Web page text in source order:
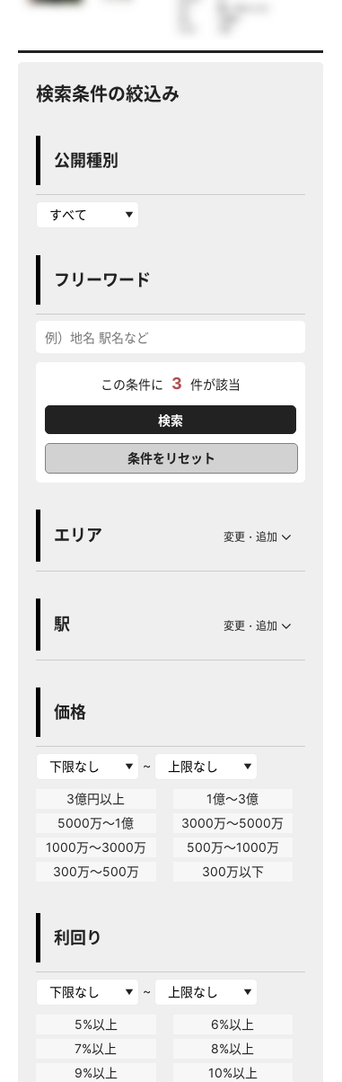
検索条件の絞込み
公開種別
フリーワード
この条件に 3 件が該当
条件をリセット
エリア 変更・追加
駅 変更・追加
価格
~
3億円以上
1億～3億
5000万～1億
3000万～5000万
1000万～3000万
500万～1000万
300万～500万
300万以下
利回り
~
5%以上
6%以上
7%以上
8%以上
9%以上
10%以上